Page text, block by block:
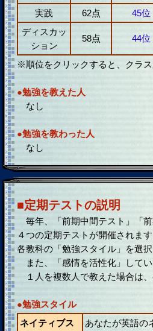
実践
62点 45位
ディスカッ
ション
58点 44位
※順位をクリックすると、クラ
●勉強を教えた人
なし
●勉強を教わった人
なし
■定期テストの説明
毎年、「前期中間テスト」「
４つの定期テストが開催されま
各教科の「勉強スタイル」を選択
また、「感情を活性化」してい
１人を複数人で教えた場合は
●勉強スタイル
ネイティブス
あなたが英語の